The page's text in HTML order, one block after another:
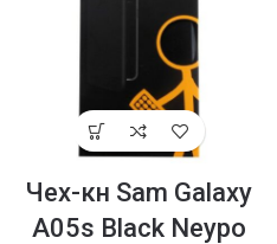
Чех-кн Sam Galaxy
A05s Black Neypo